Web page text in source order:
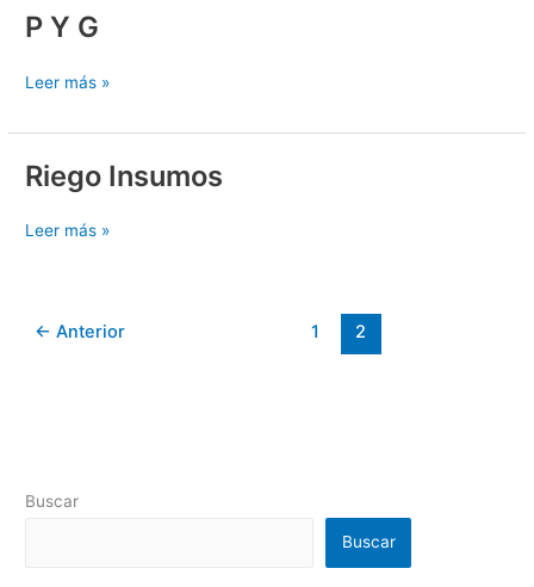
P Y G
P
GLeer más »
Riego Insumos
Riego
Insumos
Leer más »
← Anterior 1 2
Buscar
Buscar